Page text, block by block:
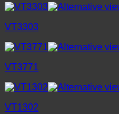
VT3303
VT3771
VT1302